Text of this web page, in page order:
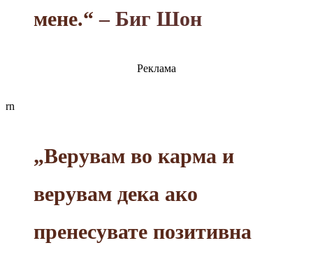
мене.“ – Биг Шон
Реклама
rn
„Верувам во карма и
верувам дека ако
пренесувате позитивна